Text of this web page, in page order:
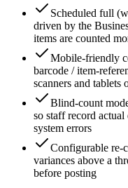
Scheduled full
driven by the
items are counted
Mobile-friendly
barcode / item-
scanners and tablets
Blind-count
so staff record
system errors
Configurable re-
variances above a
before posting